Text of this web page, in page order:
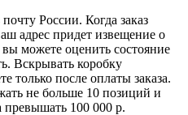
России. Когда заказ
адрес придет извещение о
можете оценить состояние
Вскрывать коробку
только после оплаты заказа.
не больше 10 позиций и
превышать 100 000 р.